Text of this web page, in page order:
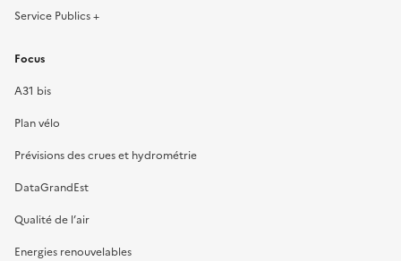
Service Publics +
Focus
A31 bis
Plan vélo
Prévisions des crues et hydrométrie
DataGrandEst
Qualité de l’air
Energies renouvelables